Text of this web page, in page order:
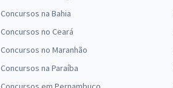
Concursos na Bahia
Concursos no Ceará
Concursos no Maranhão
Concursos na Paraíba